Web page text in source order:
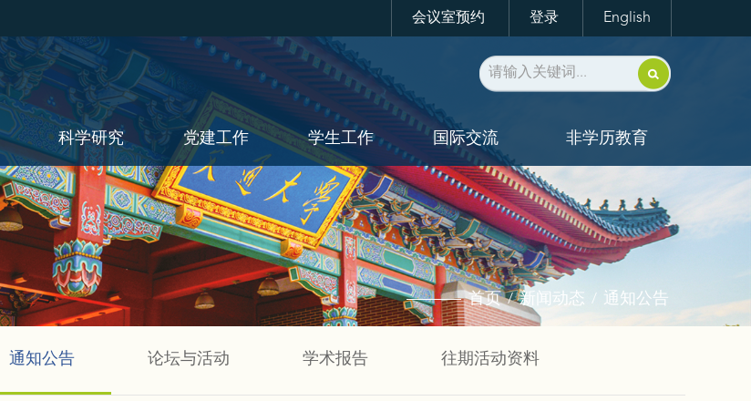
会议室预约 登录 English
科学研究 党建工作 学生工作 国际交流 非学历教育
首页/新闻动态 / 通知公告
通知公告 论坛与活动 学术报告 往期活动资料